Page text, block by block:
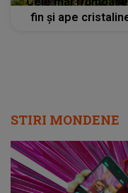
fin și ape
STIRI MONDENE